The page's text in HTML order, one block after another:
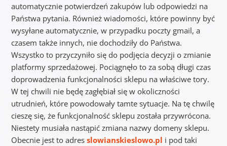
automatycznie potwierdzeń zakupów lub odpowiedzi na
Państwa pytania. Również wiadomości, które powinny być
wysyłane automatycznie, w przypadku poczty gmail, a
czasem także innych, nie dochodziły do Państwa.
Wszystko to przyczyniło się do podjęcia decyzji o zmianie
platformy sprzedażowej. Pociągnęło to za sobą długi czas
doprowadzenia funkcjonalności sklepu na właściwe tory.
W tej chwili nie będę zagłębiał się w okoliczności
utrudnień, które powodowały tamte sytuacje. Na tę chwilę
cieszę się, że funkcjonalność sklepu została przywrócona.
Niestety musiała nastąpić zmiana nazwy domeny sklepu.
Obecnie jest to adres slowianskieslowo.pl i pod taki